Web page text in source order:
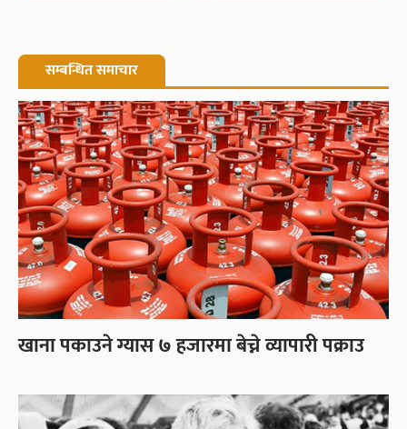
सम्बन्धित समाचार
खाना पकाउने ग्यास ७ हजारमा बेच्ने व्यापारी पक्राउ